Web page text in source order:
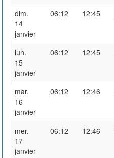
dim.
14
janvier
06:12 12:45
lun.
15
janvier
06:12 12:45
mar.
16
janvier
06:12 12:46
mer.
17
janvier
06:12 12:46